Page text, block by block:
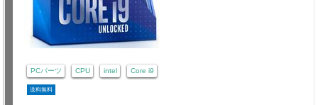
PCパーツ CPU intel Core i9
送料無料